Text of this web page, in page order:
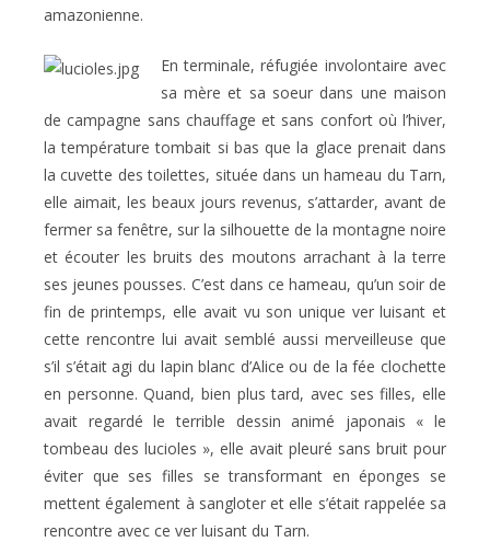
amazonienne.
En terminale, réfugiée involontaire avec
sa mère et sa soeur dans une maison
de campagne sans chauffage et sans confort où l’hiver,
la température tombait si bas que la glace prenait dans
la cuvette des toilettes, située dans un hameau du Tarn,
elle aimait, les beaux jours revenus, s’attarder, avant de
fermer sa fenêtre, sur la silhouette de la montagne noire
et écouter les bruits des moutons arrachant à la terre
ses jeunes pousses. C’est dans ce hameau, qu’un soir de
fin de printemps, elle avait vu son unique ver luisant et
cette rencontre lui avait semblé aussi merveilleuse que
s’il s’était agi du lapin blanc d’Alice ou de la fée clochette
en personne. Quand, bien plus tard, avec ses filles, elle
avait regardé le terrible dessin animé japonais « le
tombeau des lucioles », elle avait pleuré sans bruit pour
éviter que ses filles se transformant en éponges se
mettent également à sangloter et elle s’était rappelée sa
rencontre avec ce ver luisant du Tarn.